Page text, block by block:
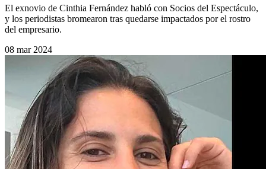
El exnovio de Cinthia Fernández habló con Socios del Espectáculo,
y los periodistas bromearon tras quedarse impactados por el rostro
del empresario.
08 mar 2024